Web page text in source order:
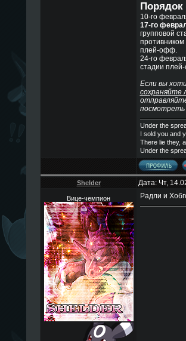
Порядок
10-го
17-го
групповой
противником
плей-офф.
24-го
стадии
Если вы
сохраняйте
посмотреть
Under the
I sold you and
There lie they,
Under the
Shelder Дата: Чт,
Вице-чемпион Радли и